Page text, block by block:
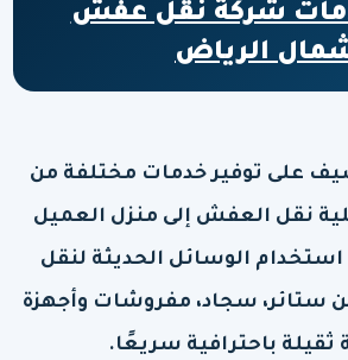
شركة نقل عفش
الرياض
على توفير خدمات مختلفة من
نقل العفش إلى منزل العميل
استخدام الوسائل الحديثة لنقل
ستائر، سجاد، مفروشات وأجهزة
ثقيلة باحترافية سريعًا.